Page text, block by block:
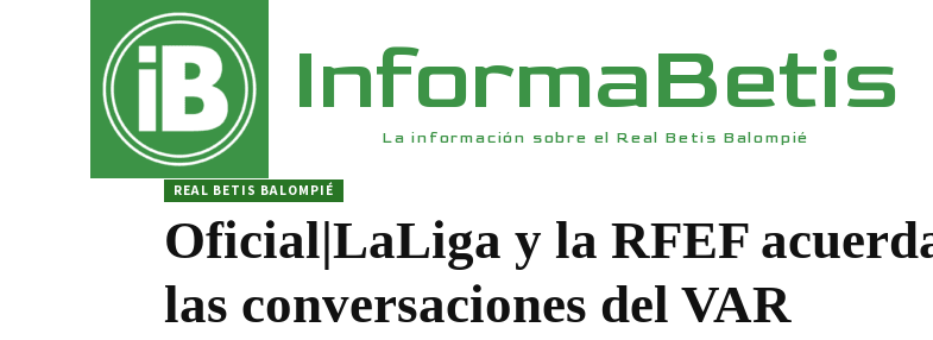
InformaBetis
La información sobre el Real Betis Balompié
REAL BETIS BALOMPIÉ
Oficial|LaLiga y la RFEF
las conversaciones del VAR